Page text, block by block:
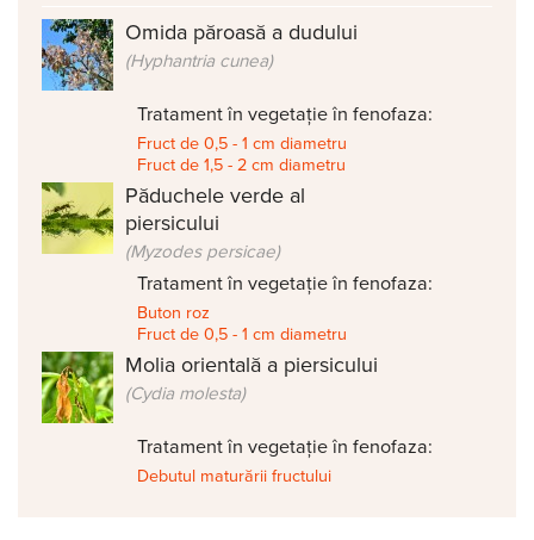
Omida păroasă a dudului
(Hyphantria cunea)
Tratament în vegetație în fenofaza:
Fruct de 0,5 - 1 cm diametru
Fruct de 1,5 - 2 cm diametru
Păduchele verde al
piersicului
(Myzodes persicae)
Tratament în vegetație în fenofaza:
Buton roz
Fruct de 0,5 - 1 cm diametru
Molia orientală a piersicului
(Cydia molesta)
Tratament în vegetație în fenofaza:
Debutul maturării fructului